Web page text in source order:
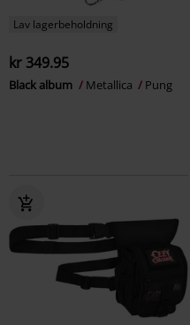
Lav lagerbeholdning
kr 349.95
Black album Metallica Pung